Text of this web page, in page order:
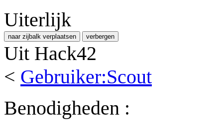
Uiterlijk
naar zijbalk verplaatsen verbergen
Uit Hack42
< Gebruiker:Scout
Benodigheden :